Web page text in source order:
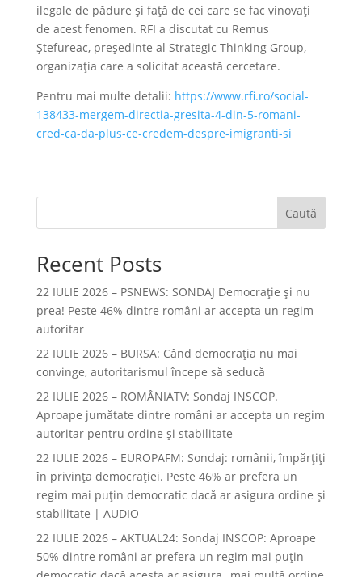
ilegale de pădure și față de cei care se fac vinovați
de acest fenomen. RFI a discutat cu Remus
Ștefureac, președinte al Strategic Thinking Group,
organizația care a solicitat această cercetare.
Pentru mai multe detalii: https://www.rfi.ro/social-
138433-mergem-directia-gresita-4-din-5-romani-
cred-ca-da-plus-ce-credem-despre-imigranti-si
Caută
Recent Posts
22 IULIE 2026 – PSNEWS: SONDAJ Democrație și nu
prea! Peste 46% dintre români ar accepta un regim
autoritar
22 IULIE 2026 – BURSA: Când democraţia nu mai
convinge, autoritarismul începe să seducă
22 IULIE 2026 – ROMÂNIATV: Sondaj INSCOP.
Aproape jumătate dintre români ar accepta un regim
autoritar pentru ordine și stabilitate
22 IULIE 2026 – EUROPAFM: Sondaj: românii, împărțiți
în privința democrației. Peste 46% ar prefera un
regim mai puțin democratic dacă ar asigura ordine și
stabilitate | AUDIO
22 IULIE 2026 – AKTUAL24: Sondaj INSCOP: Aproape
50% dintre români ar prefera un regim mai puțin